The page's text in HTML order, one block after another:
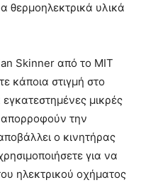
θερμοηλεκτρικά υλικά
Skinner από το MIT
κάποια στιγμή στο
μικρές
απορροφούν την
ο κινητήρας
για να
ηλεκτρικού οχήματος